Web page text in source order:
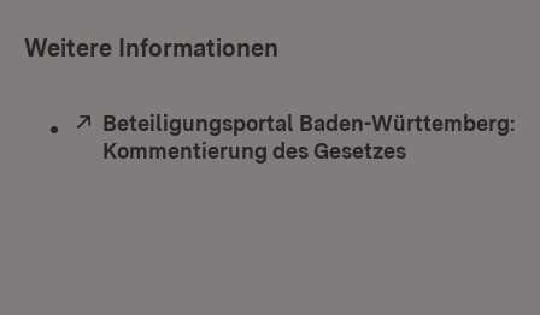
Weitere Informationen
Extern:
Beteiligungsportal Baden-Württemberg:
Kommentierung des Gesetzes